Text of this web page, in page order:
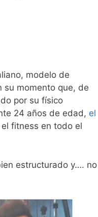
modelo de
su momento que, de
por su físico
24 años de edad, el
fitness en todo el
estructurado y…. no